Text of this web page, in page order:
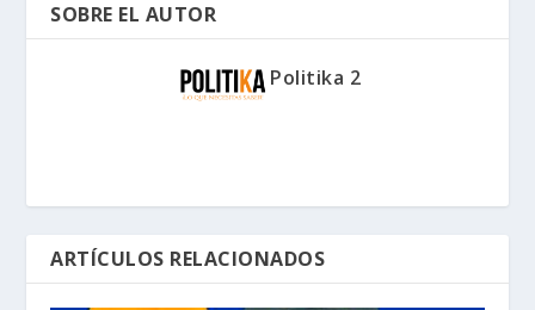
SOBRE EL AUTOR
Politika 2
ARTÍCULOS RELACIONADOS